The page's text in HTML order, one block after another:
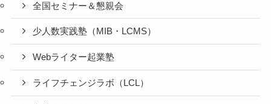
全国セミナー＆懇親会
少人数実践塾（MIB・LCMS）
Webライター起業塾
ライフチェンジラボ（LCL）